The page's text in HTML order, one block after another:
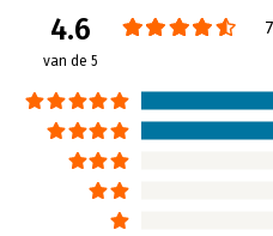
stapgids, geschikt voor
Druk:
1
4.6
van de 5